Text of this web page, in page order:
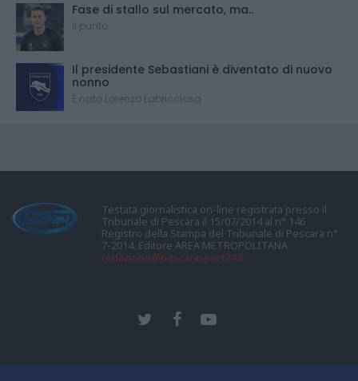
Fase di stallo sul mercato, ma..
Il punto
Il presidente Sebastiani è diventato di nuovo
nonno
È nato Lorenzo Labricciosa
Testata giornalistica on-line registrata presso il
Tribunale di Pescara il 15/07/2014 al n° 146
Registro della Stampa del Tribunale di Pescara n°
7-2014. Editore AREA METROPOLITANA
redazione@pescarasport24.it